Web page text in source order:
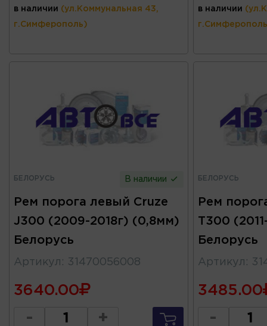
в наличии (ул.Коммунальная 43,
г.Симферополь)
в наличии
БЕЛОРУСЬ В наличии
Рем порога левый Cruze
J300 (2009-2018г) (0,8мм)
Белорусь
Артикул : 31470056008
3640.00
- +
БЕЛОРУСЬ
Рем
T300
Белорусь
Артикул :
3485.00
-